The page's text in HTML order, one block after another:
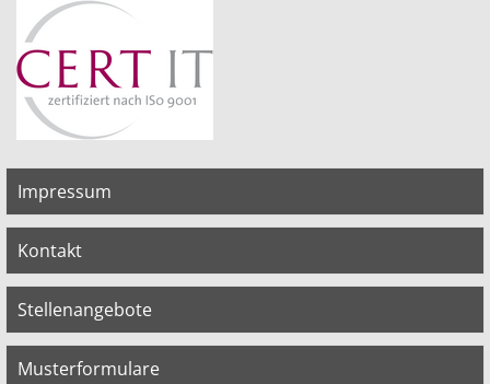
Impressum
Kontakt
Stellenangebote
Musterformulare